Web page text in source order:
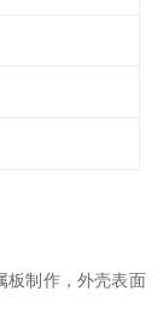
板制作，外壳表面